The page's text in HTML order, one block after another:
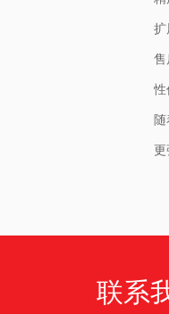
更
联系